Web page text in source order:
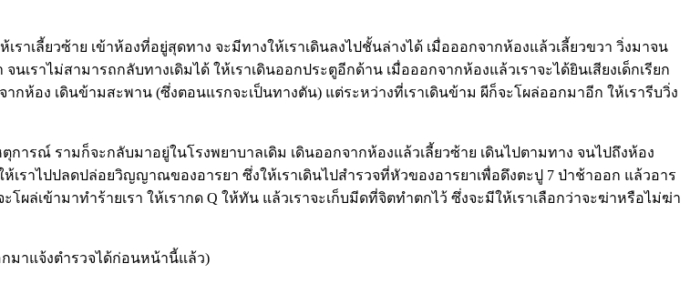
เลี้ยวซ้าย เข้าห้องที่อยู่สุดทาง จะมีทางให้เราเดินลงไปชั้นล่างได้ เมื่อออกจากห้องแล้วเลี้ยวขวา วิ่งมาจน
ราไม่สามารถกลับทางเดิมได้ ให้เราเดินออกประตูอีกด้าน เมื่อออกจากห้องแล้วเราจะได้ยินเสียงเด็กเรียก
ห้อง เดินข้ามสะพาน (ซึ่งตอนแรกจะเป็นทางตัน) แต่ระหว่างที่เราเดินข้าม ผีก็จะโผล่ออกมาอีก ให้เรารีบวิ่ง
ารณ์ รามก็จะกลับมาอยู่ในโรงพยาบาลเดิม เดินออกจากห้องแล้วเลี้ยวซ้าย เดินไปตามทาง จนไปถึงห้อง
ราไปปลดปล่อยวิญญาณของอารยา ซึ่งให้เราเดินไปสำรวจที่หัวของอารยาเพื่อดึงตะปู 7 ป่าช้าออก แล้วอาร
ล่เข้ามาทำร้ายเรา ให้เรากด Q ให้ทัน แล้วเราจะเก็บมีดที่จิตทำตกไว้ ซึ่งจะมีให้เราเลือกว่าจะฆ่าหรือไม่ฆ่า
มาแจ้งตำรวจได้ก่อนหน้านี้แล้ว)